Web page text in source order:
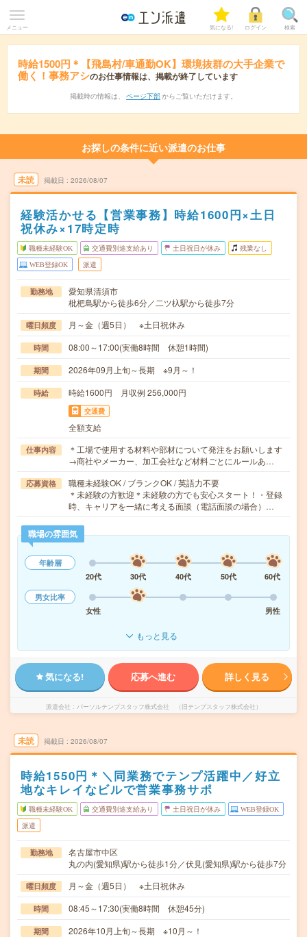
メニュー 気になる! ログイン 検索
時給1500円＊【飛島村/車通勤OK】環境抜群の大手企業で
働く！事務アシのお仕事情報は、掲載が終了しています
掲載時の情報は、 ページ下部 からご覧いただけます。
お探しの条件に近い派遣のお仕事
未読 掲載日 2026/08/07
経験活かせる【営業事務】時給1600円×土日
祝休み×17時定時
職種未経験OK 交通費別途支給あり 土日祝日が休み 残業なし
WEB登録OK 派遣
勤務地
愛知県清須市
枇杷島駅から徒歩6分／二ツ杁駅から徒歩7分
曜日頻度 月～金（週5日） ※土日祝休み
時間 08:00～17:00(実働8時間 休憩1時間)
期間 2026年09月上旬～長期 ※9月～！
時給 時給1600円 月収例 256,000円
交通費
全額支給
仕事内容
＊工場で使用する材料や部材について発注をお願いします
→商社やメーカー、加工会社など材料ごとにルールあ…
応募資格
職種未経験OK / ブランクOK / 英語力不要
＊未経験の方歓迎＊未経験の方でも安心スタート！・登録
時、キャリアを一緒に考える面談（電話面談の場合）…
職場の雰囲気
年齢層
20代
30代 40代 50代
60代
男女比率
女性
男性
もっと見る
気になる! 応募へ進む 詳しく見る
派遣会社 パーソルテンプスタッフ株式会社 （旧テンプスタッフ株式会社）
未読 掲載日 2026/08/07
時給1550円＊＼同業務でテンプ活躍中／好立
地なキレイなビルで営業事務サポ
職種未経験OK 交通費別途支給あり 土日祝日が休み WEB登録OK
派遣
勤務地
名古屋市中区
丸の内(愛知県)駅から徒歩1分／伏見(愛知県)駅から徒歩7分
曜日頻度 月～金（週5日） ※土日祝休み
時間 08:45～17:30(実働8時間 休憩45分)
期間 2026年10月上旬～長期 ※10月～！